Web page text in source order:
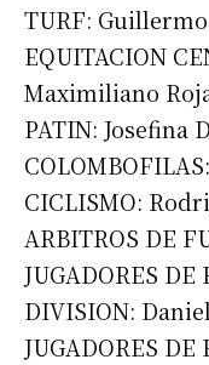
TURF:
EQUITACION
Maximiliano
PATIN: Josefina
CICLISMO:
ARBITROS DE
JUGADORES
DIVISION:
JUGADORES